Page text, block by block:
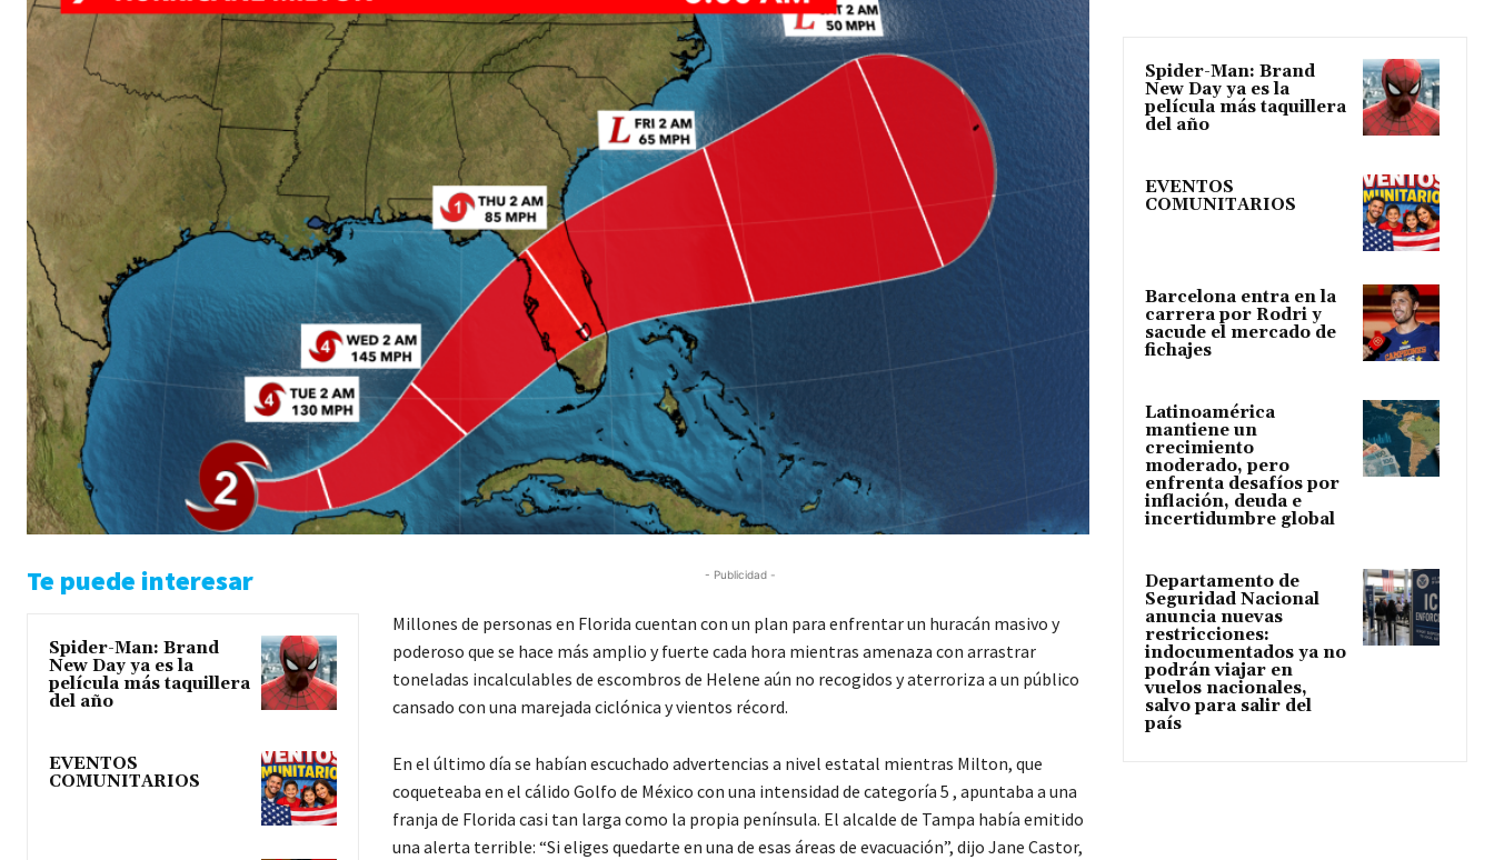
Te puede interesar
Spider-Man: Brand
New Day ya es la
película más taquillera
del año
EVENTOS
COMUNITARIOS
- Publicidad -
Millones de personas en Florida cuentan con un plan para enfrentar un huracán masivo y
poderoso que se hace más amplio y fuerte cada hora mientras amenaza con arrastrar
toneladas incalculables de escombros de Helene aún no recogidos y aterroriza a un público
cansado con una marejada ciclónica y vientos récord.
En el último día se habían escuchado advertencias a nivel estatal mientras Milton, que
coqueteaba en el cálido Golfo de México con una intensidad de categoría 5 , apuntaba a una
franja de Florida casi tan larga como la propia península. El alcalde de Tampa había emitido
una alerta terrible: “Si eliges quedarte en una de esas áreas de evacuación”, dijo Jane Castor,
Spider-Man: Brand
New Day ya es la
película más taquillera
del año
EVENTOS
COMUNITARIOS
Barcelona entra en la
carrera por Rodri y
sacude el mercado de
fichajes
Latinoamérica
mantiene un
crecimiento
moderado, pero
enfrenta desafíos por
inflación, deuda e
incertidumbre global
Departamento de
Seguridad Nacional
anuncia nuevas
restricciones:
indocumentados ya no
podrán viajar en
vuelos nacionales,
salvo para salir del
país